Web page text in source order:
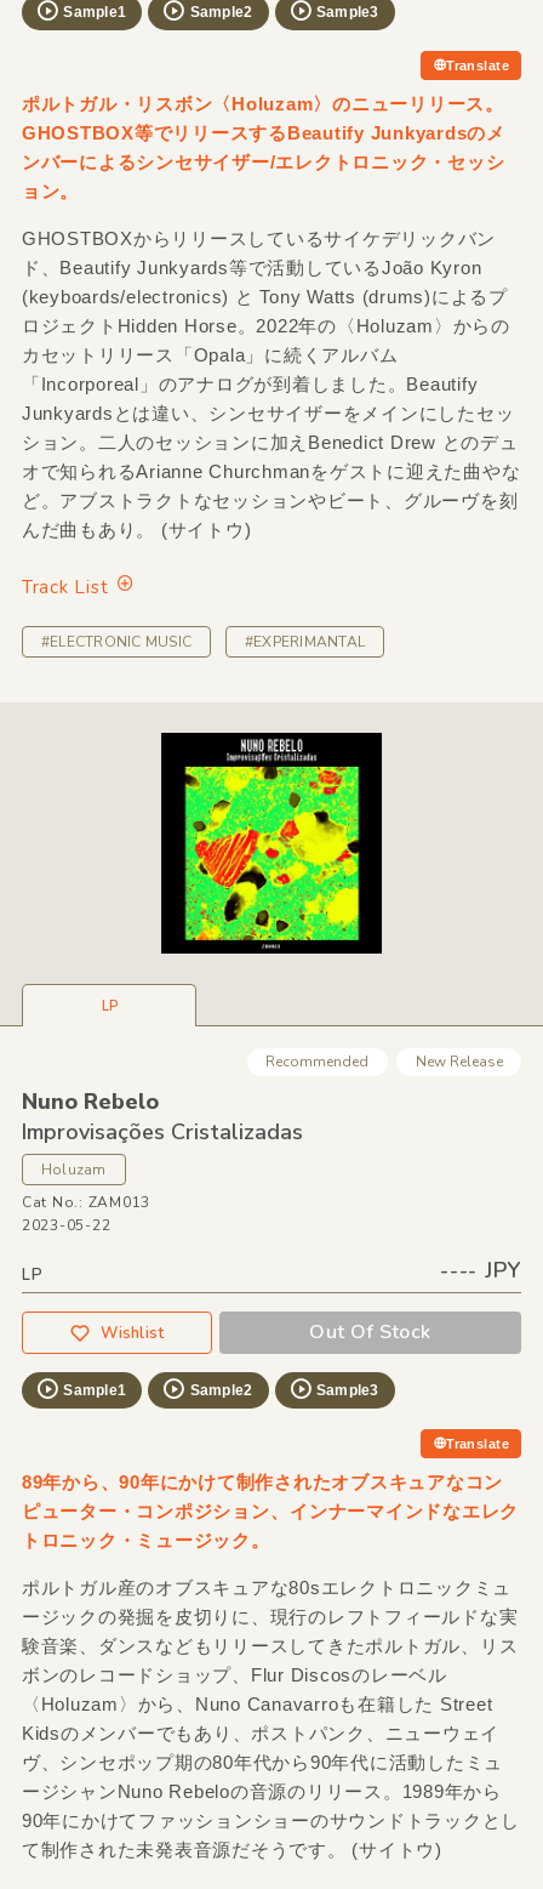
Sample1 Sample2 Sample3
Translate
ポルトガル・リスボン〈Holuzam〉のニューリリース。
GHOSTBOX等でリリースするBeautify Junkyardsのメ
ンバーによるシンセサイザー/エレクトロニック・セッシ
ョン。
GHOSTBOXからリリースしているサイケデリックバン
ド、Beautify Junkyards等で活動しているJoão Kyron
(keyboards/electronics) と Tony Watts (drums)によるプ
ロジェクトHidden Horse。2022年の〈Holuzam〉からの
カセットリリース「Opala」に続くアルバム
「Incorporeal」のアナログが到着しました。Beautify
Junkyardsとは違い、シンセサイザーをメインにしたセッ
ション。二人のセッションに加えBenedict Drew とのデュ
オで知られるArianne Churchmanをゲストに迎えた曲やな
ど。アブストラクトなセッションやビート、グルーヴを刻
んだ曲もあり。 (サイトウ)
Track List
#ELECTRONIC MUSIC #EXPERIMANTAL
LP
Recommended New Release
Nuno Rebelo
Improvisações Cristalizadas
Holuzam
Cat No.: ZAM013
2023-05-22
LP ---- JPY
Wishlist Out Of Stock
Sample1 Sample2 Sample3
Translate
89年から、90年にかけて制作されたオブスキュアなコン
ピューター・コンポジション、インナーマインドなエレク
トロニック・ミュージック。
ポルトガル産のオブスキュアな80sエレクトロニックミュ
ージックの発掘を皮切りに、現行のレフトフィールドな実
験音楽、ダンスなどもリリースしてきたポルトガル、リス
ボンのレコードショップ、Flur Discosのレーベル
〈Holuzam〉から、Nuno Canavarroも在籍した Street
Kidsのメンバーでもあり、ポストパンク、ニューウェイ
ヴ、シンセポップ期の80年代から90年代に活動したミュ
ージシャンNuno Rebeloの音源のリリース。1989年から
90年にかけてファッションショーのサウンドトラックとし
て制作された未発表音源だそうです。 (サイトウ)